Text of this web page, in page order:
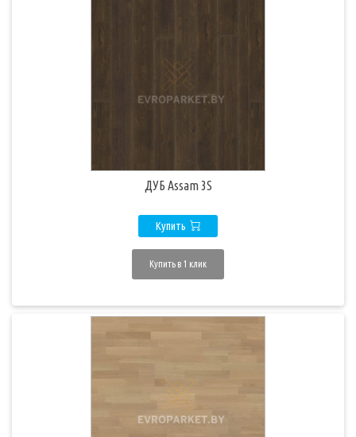
ДУБ Assam 3S
Купить
Купить в 1 клик